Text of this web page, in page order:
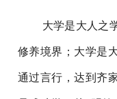
大学是大人之
修养境界；大学是
通过言行，达到齐